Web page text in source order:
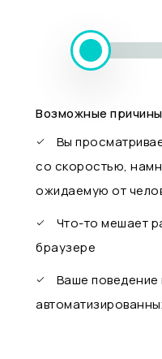
Возможные
Вы
со скоростью,
ожидаемую от
Что-то мешает
браузере
Ваше